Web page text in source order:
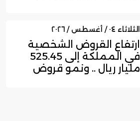
الثلاثاء ٠٤ / أغسطس / ٢٠٢٦
ارتفاع القروض الشخصية
في المملكة إلى 525.45
مليار ريال .. ونمو قروض